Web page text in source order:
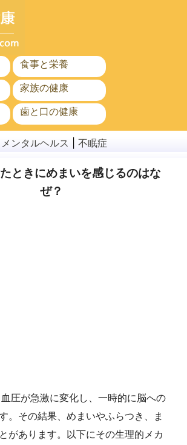
食事と栄養
家族の健康
歯と口の健康
メンタルヘルス 不眠症
ときにめまいを感じるのはな
ぜ？
圧が急激に変化し、一時的に脳への
。その結果、めまいやふらつき、ま
があります。以下にその生理的メカ